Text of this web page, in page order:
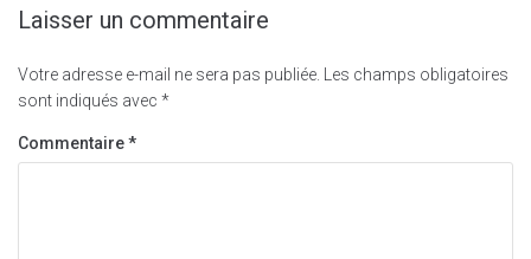
Laisser un commentaire
Votre adresse e-mail ne sera pas publiée.
Les champs obligatoires
sont indiqués avec *
Commentaire*